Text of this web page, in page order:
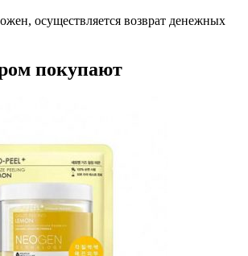
осуществляется возврат денежных
покупают